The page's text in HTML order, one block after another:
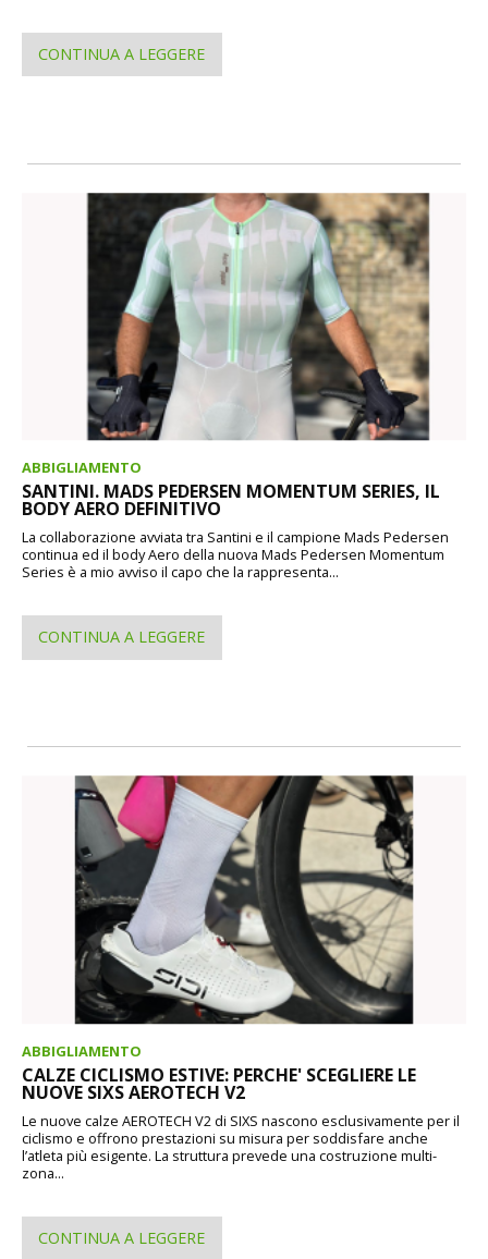
CONTINUA A LEGGERE
ABBIGLIAMENTO
SANTINI. MADS PEDERSEN MOMENTUM SERIES, IL
BODY AERO DEFINITIVO
La collaborazione avviata tra Santini e il campione Mads Pedersen
continua ed il body Aero della nuova Mads Pedersen Momentum
Series è a mio avviso il capo che la rappresenta...
CONTINUA A LEGGERE
ABBIGLIAMENTO
CALZE CICLISMO ESTIVE: PERCHE' SCEGLIERE LE
NUOVE SIXS AEROTECH V2
Le nuove calze AEROTECH V2 di SIXS nascono esclusivamente per il
ciclismo e offrono prestazioni su misura per soddisfare anche
l’atleta più esigente. La struttura prevede una costruzione multi-
zona...
CONTINUA A LEGGERE